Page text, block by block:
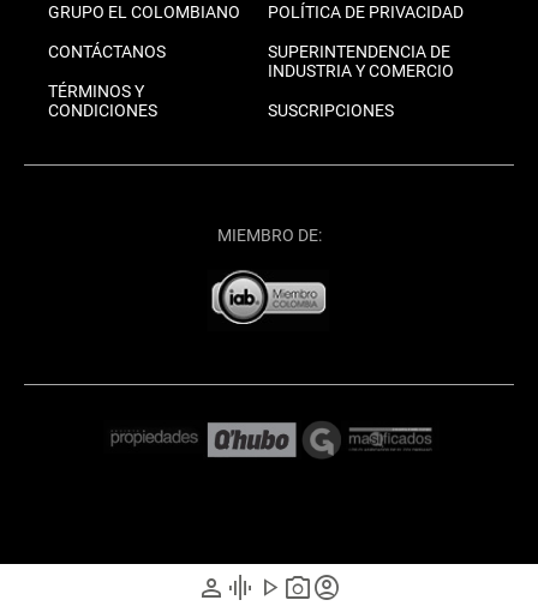
person graphic_eq play_arrow photo_cameraaccount_circle
GRUPO EL COLOMBIANO
CONTÁCTANOS
TÉRMINOS Y
CONDICIONES
POLÍTICA DE PRIVACIDAD
SUPERINTENDENCIA DE
INDUSTRIA Y COMERCIO
SUSCRIPCIONES
MIEMBRO DE: